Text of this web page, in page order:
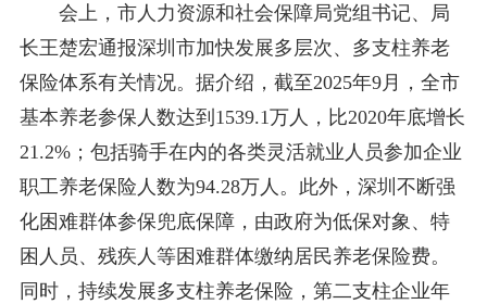
会上，市人力资源和社会保障局党组书记、局
长王楚宏通报深圳市加快发展多层次、多支柱养老
保险体系有关情况。据介绍，截至2025年9月，全市
基本养老参保人数达到1539.1万人，比2020年底增长
21.2%；包括骑手在内的各类灵活就业人员参加企业
职工养老保险人数为94.28万人。此外，深圳不断强
化困难群体参保兜底保障，由政府为低保对象、特
困人员、残疾人等困难群体缴纳居民养老保险费。
同时，持续发展多支柱养老保险，第二支柱企业年